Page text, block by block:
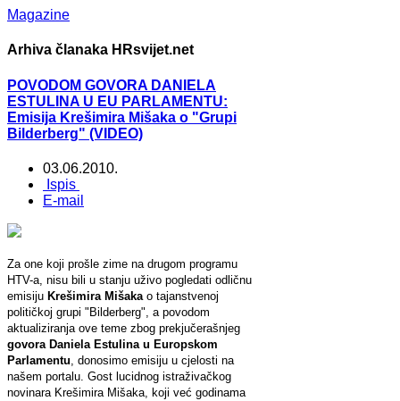
Magazine
Arhiva članaka HRsvijet.net
POVODOM GOVORA DANIELA
ESTULINA U EU PARLAMENTU:
Emisija Krešimira Mišaka o "Grupi
Bilderberg" (VIDEO)
03.06.2010.
Ispis
E-mail
Za one koji prošle zime na drugom programu
HTV-a, nisu bili u stanju uživo pogledati odličnu
emisiju Krešimira Mišaka o tajanstvenoj
političkoj grupi "Bilderberg", a povodom
aktualiziranja ove teme zbog prekjučerašnjeg
govora Daniela Estulina u Europskom
Parlamentu , donosimo emisiju u cjelosti na
našem portalu. Gost lucidnog istraživačkog
novinara Krešimira Mišaka, koji već godinama